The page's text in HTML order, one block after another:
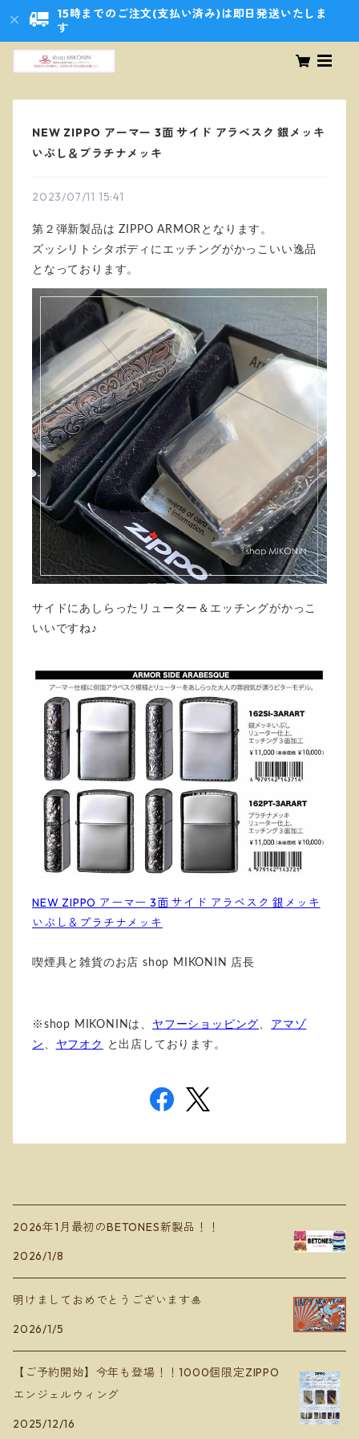
15時までのご注文(支払い済み)は即日発送いたしま
す
NEW ZIPPO アーマー 3面 サイド アラベスク 銀メッキ
いぶし＆プラチナメッキ
2023/07/11 15:41
第２弾新製品は ZIPPO ARMORとなります。
ズッシリトシタボディにエッチングがかっこいい逸品
となっております。
サイドにあしらったリューター＆エッチングがかっこ
いいですね♪
NEW ZIPPO アーマー 3面 サイド アラベスク 銀メッキ
いぶし＆プラチナメッキ
喫煙具と雑貨のお店 shop MIKONIN 店長
※shop MIKONINは、 ヤフーショッピング 、 アマゾ
ン 、 ヤフオク と出店しております。
2026年1月最初のBETONES新製品！！
2026/1/8
明けましておめでとうございます🎍
2026/1/5
【ご予約開始】今年も登場！！1000個限定ZIPPO
エンジェルウィング
2025/12/16